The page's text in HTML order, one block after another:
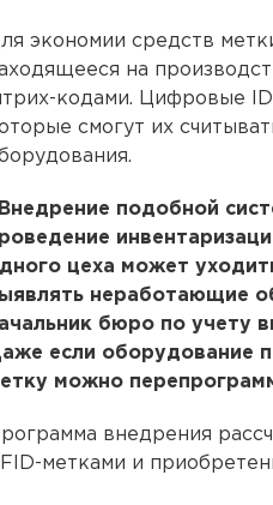
экономии средств
на
кодами. Цифровые
смогут их
подобной
цеха может
неработающие
бюро по учету
если оборудование
можно
внедрения
метками и